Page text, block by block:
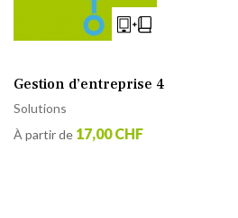
Gestion d’entreprise 4
Solutions
À partir de 17,00 CHF